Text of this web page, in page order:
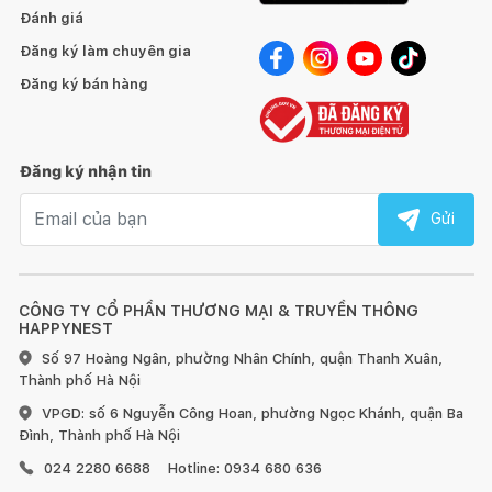
Ethernet Input: 1ea
SPDIF (Optical Digital Audio Out): 1ea
Mức tiêu thụ điện ở chế độ chờ: Dưới 0.5W
PHỤ KIỆN ĐI KÈM
Điều khiển: Điều khiển chuột bay Magic Remote
Pin điều khiển: Có (AA x 2EA)
Power Cable: Có (Có thể tháo rời)
CÔNG TY CỔ PHẦN THƯƠNG MẠI & TRUYỀN THÔNG
HAPPYNEST
Số 97 Hoàng Ngân, phường Nhân Chính, quận Thanh Xuân,
Thành phố Hà Nội
VPGD: số 6 Nguyễn Công Hoan, phường Ngọc Khánh, quận Ba
Đình, Thành phố Hà Nội
024 2280 6688
Hotline: 0934 680 636
Đánh giá
Đăng ký làm chuyên gia
Đăng ký bán hàng
Đăng ký nhận tin
Gửi